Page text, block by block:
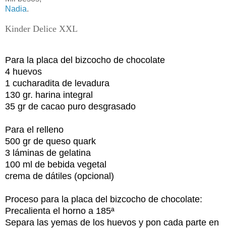
Nadia.
Kinder Delice XXL
Para la placa del bizcocho de chocolate
4 huevos
1 cucharadita de levadura
130 gr. harina integral
35 gr de cacao puro desgrasado
Para el relleno
500 gr de queso quark
3 láminas de gelatina
100 ml de bebida vegetal
crema de dátiles (opcional)
Proceso para la placa del bizcocho de chocolate:
Precalienta el horno a 185ª
Separa las yemas de los huevos y pon cada parte en